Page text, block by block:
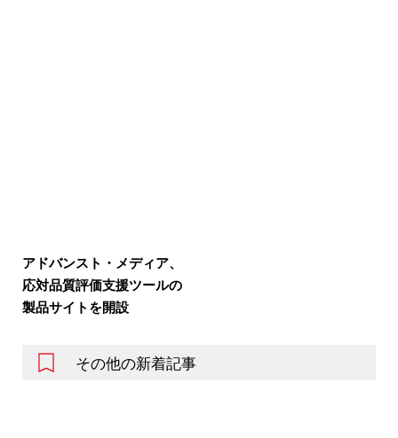
アドバンスト・メディア、
応対品質評価支援ツールの
製品サイトを開設
その他の新着記事